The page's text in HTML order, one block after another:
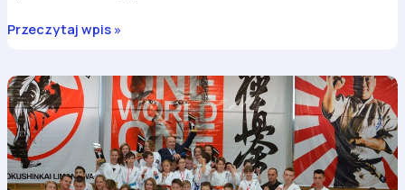
One
Kyokushin
Przeczytaj wpis »